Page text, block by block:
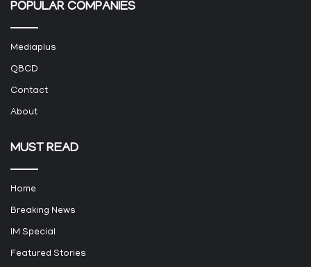
POPULAR COMPANIES
Mediaplus
QBCD
Contact
About
MUST READ
Home
Breaking News
IM Special
Featured Stories